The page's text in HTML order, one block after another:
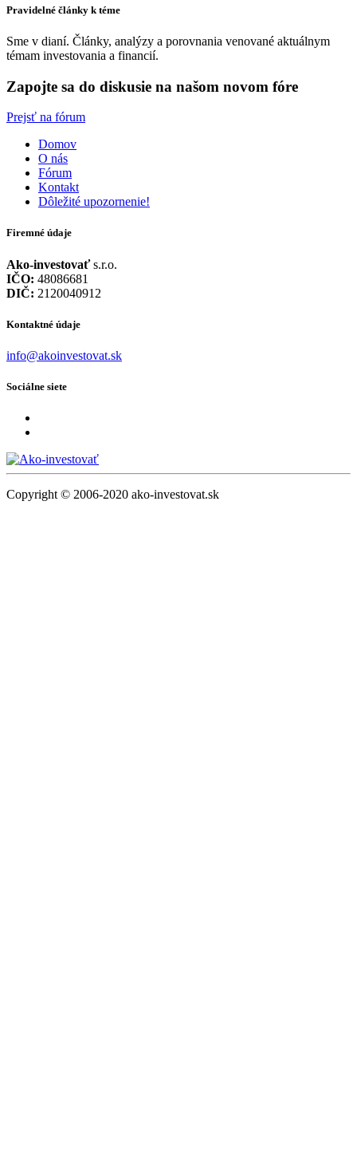
Pravidelné články k téme
Sme v dianí. Články, analýzy a porovnania venované aktuálnym
témam investovania a financií.
Zapojte sa do diskusie na našom novom fóre
Prejsť na fórum
Domov
O nás
Fórum
Kontakt
Dôležité upozornenie!
Firemné údaje
Ako-investovaťs.r.o.
IČO: 48086681
DIČ: 2120040912
Kontaktné údaje
info@akoinvestovat.sk
Sociálne siete
Copyright © 2006-2020 ako-investovat.sk